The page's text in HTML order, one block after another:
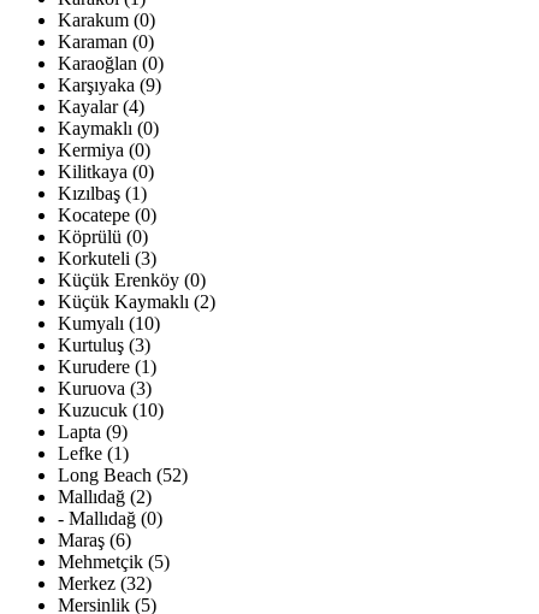
Karakum (0)
Karaman (0)
Karaoğlan (0)
Karşıyaka (9)
Kayalar (4)
Kaymaklı (0)
Kermiya (0)
Kilitkaya (0)
Kızılbaş (1)
Kocatepe (0)
Köprülü (0)
Korkuteli (3)
Küçük Erenköy (0)
Küçük Kaymaklı (2)
Kumyalı (10)
Kurtuluş (3)
Kurudere (1)
Kuruova (3)
Kuzucuk (10)
Lapta (9)
Lefke (1)
Long Beach (52)
Mallıdağ (2)
- Mallıdağ (0)
Maraş (6)
Mehmetçik (5)
Merkez (32)
Mersinlik (5)